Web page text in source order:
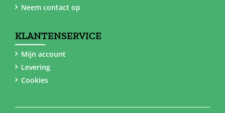
Neem contact op
KLANTENSERVICE
Mijn account
Levering
Cookies